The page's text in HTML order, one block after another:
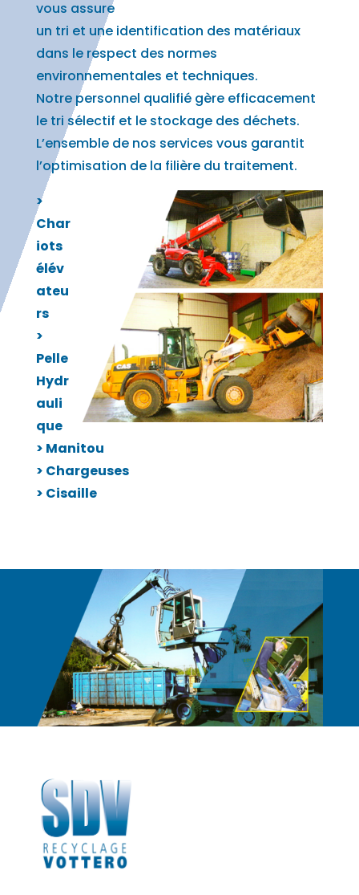
vous assure
un tri et une identification des matériaux
dans le respect des normes
environnementales et techniques.
Notre personnel qualifié gère efficacement
le tri sélectif et le stockage des déchets.
L’ensemble de nos services vous garantit
l’optimisation de la filière du traitement.
>
Char
iots
élév
ateu
rs
>
Pelle
Hydr
auli
que
> Manitou
> Chargeuses
> Cisaille